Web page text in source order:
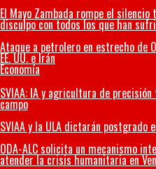
El Mayo Zambada rompe el
disculpo con todos los que han
Ataque a petrolero en estrecho de
EE. UU. e Irán
Economía
SVIAA: IA y agricultura de
campo
SVIAA y la ULA dictarán postgrado
ODA-ALC solicita un mecanismo
atender la crisis humanitaria en